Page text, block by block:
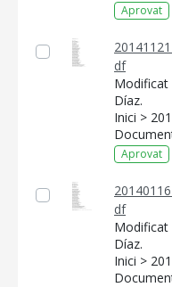
Aprovat
df
Modificat
Díaz.
Inici >
Aprovat
df
Modificat
Díaz.
Inici >